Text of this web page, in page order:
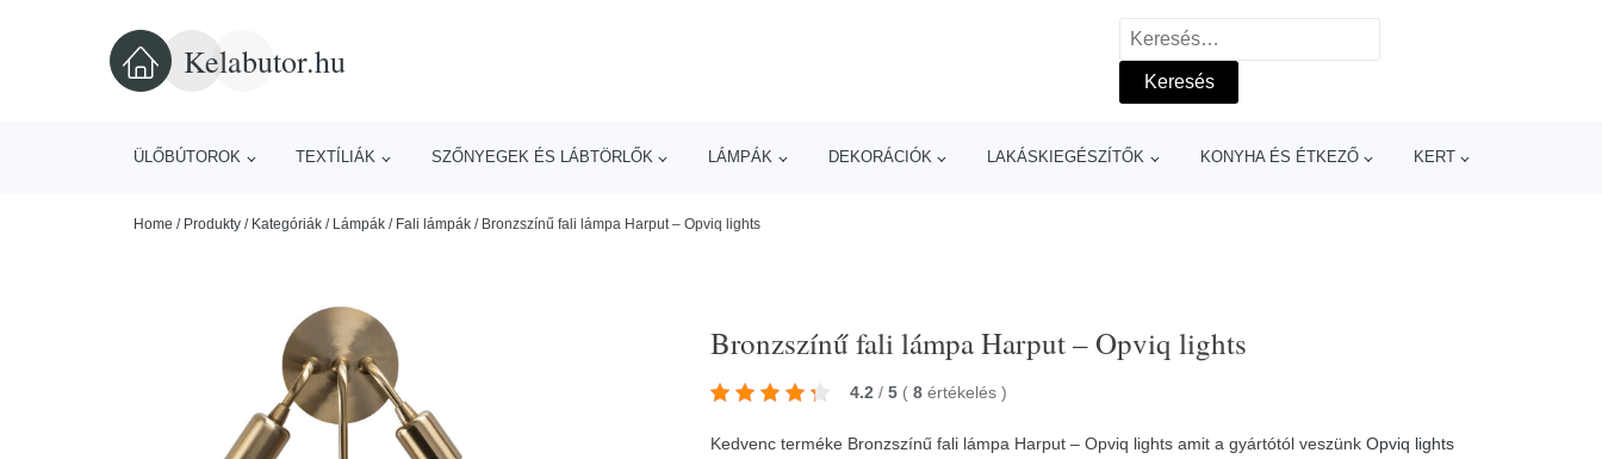
Kelabutor.hu
Keresés:
ÜLŐBÚTOROK TEXTÍLIÁK SZŐNYEGEK ÉS LÁBTÖRLŐK LÁMPÁK DEKORÁCIÓK LAKÁSKIEGÉSZÍTŐK KONYHA ÉS ÉTKEZŐ KERT
Home / Produkty / Kategóriák / Lámpák / Fali lámpák / Bronzszínű fali lámpa Harput – Opviq lights
Bronzszínű fali lámpa Harput – Opviq lights
4.2 / 5 ( 8 értékelés)
Kedvenc terméke Bronzszínű fali lámpa Harput – Opviq lights amit a gyártótól veszünkOpviq lights